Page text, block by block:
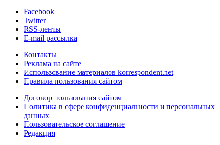
Facebook
Twitter
RSS-ленты
E-mail рассылка
Контакты
Реклама на сайте
Использование материалов korrespondent.net
Правила пользования сайтом
Договор пользования сайтом
Политика в сфере конфиденциальности и персональных
данных
Пользовательское соглашение
Редакция